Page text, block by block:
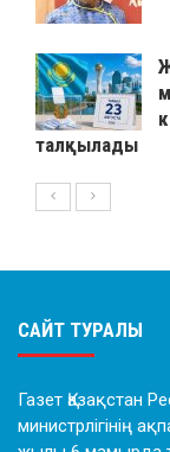
талқылады
САЙТ ТУРАЛЫ
Газет Қазақстан
министрлігінің